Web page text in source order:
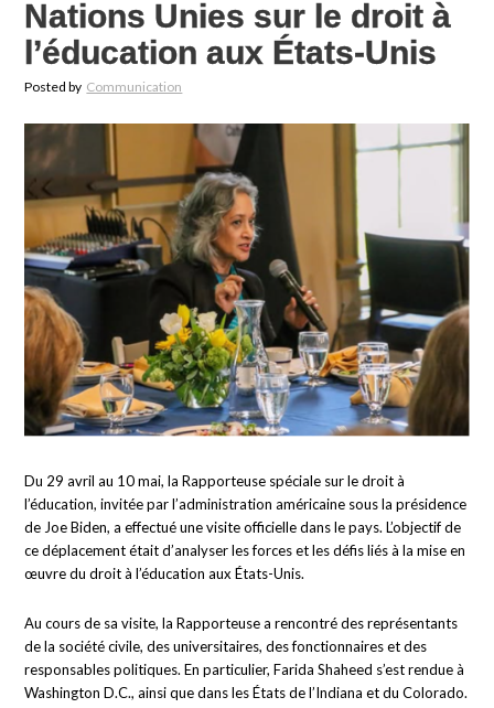
Nations Unies sur le droit à
l’éducation aux États-Unis
Posted by Communication
Du 29 avril au 10 mai, la Rapporteuse spéciale sur le droit à
l’éducation, invitée par l’administration américaine sous la présidence
de Joe Biden, a effectué une visite officielle dans le pays. L’objectif de
ce déplacement était d’analyser les forces et les défis liés à la mise en
œuvre du droit à l’éducation aux États-Unis.
Au cours de sa visite, la Rapporteuse a rencontré des représentants
de la société civile, des universitaires, des fonctionnaires et des
responsables politiques. En particulier, Farida Shaheed s’est rendue à
Washington D.C., ainsi que dans les États de l’Indiana et du Colorado.